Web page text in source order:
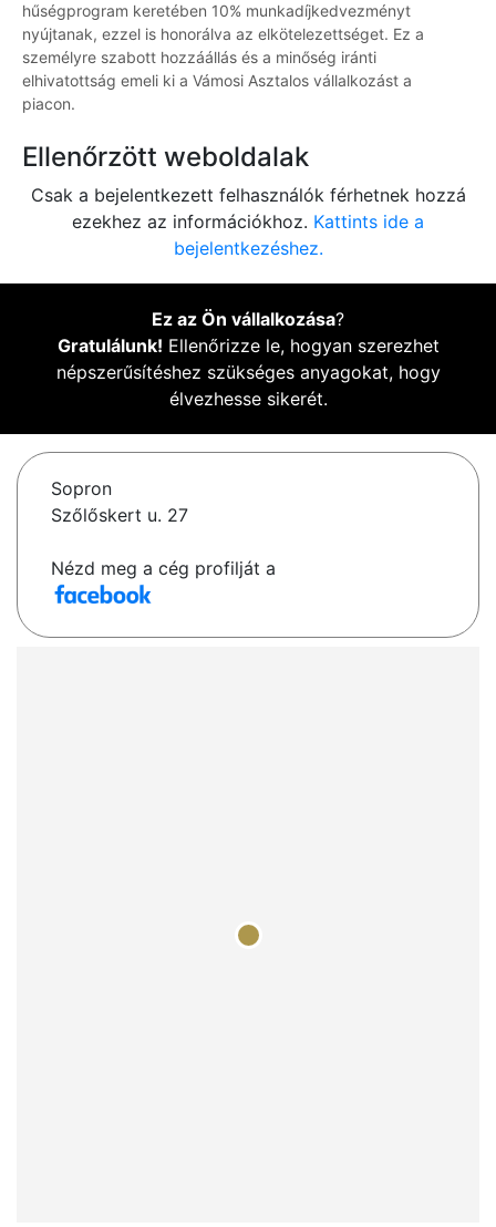
hűségprogram keretében 10% munkadíjkedvezményt
nyújtanak, ezzel is honorálva az elkötelezettséget. Ez a
személyre szabott hozzáállás és a minőség iránti
elhivatottság emeli ki a Vámosi Asztalos vállalkozást a
piacon.
Ellenőrzött weboldalak
Csak a bejelentkezett felhasználók férhetnek hozzá
ezekhez az információkhoz. Kattints ide a
bejelentkezéshez.
Ez az Ön vállalkozása?
Gratulálunk! Ellenőrizze le, hogyan szerezhet
népszerűsítéshez szükséges anyagokat, hogy
élvezhesse sikerét.
Sopron
Szőlőskert u. 27
Nézd meg a cég profilját a